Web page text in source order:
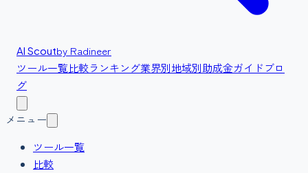
AI Scoutby Radineer
ツール一覧比較ランキング業界別地域別助成金ガイドブロ
グ
メニュー
ツール一覧
比較